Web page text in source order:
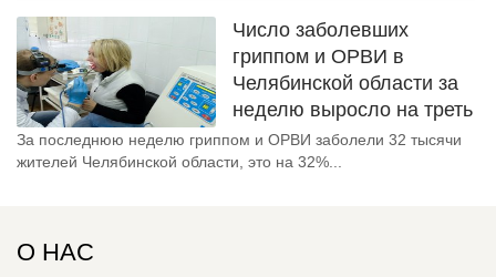
Число заболевших
гриппом и ОРВИ в
Челябинской области за
неделю выросло на треть
За последнюю неделю гриппом и ОРВИ заболели 32 тысячи
жителей Челябинской области, это на 32%...
О НАС